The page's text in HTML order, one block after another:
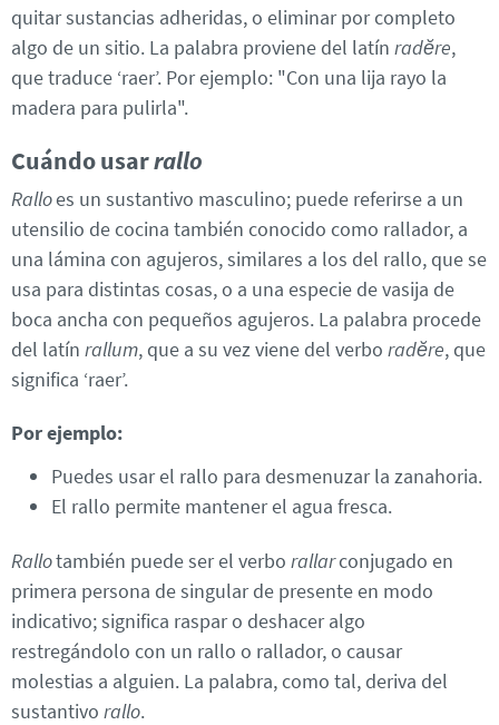
quitar sustancias adheridas, o eliminar por completo
algo de un sitio. La palabra proviene del latín radĕre,
que traduce ‘raer’. Por ejemplo: "Con una lija rayo la
madera para pulirla".
Cuándo usarrallo
Ralloes un sustantivo masculino; puede referirse a un
utensilio de cocina también conocido como rallador, a
una lámina con agujeros, similares a los del rallo, que se
usa para distintas cosas, o a una especie de vasija de
boca ancha con pequeños agujeros. La palabra procede
del latín rallum, que a su vez viene del verbo radĕre, que
significa ‘raer’.
Por ejemplo:
Puedes usar el rallo para desmenuzar la zanahoria.
El rallo permite mantener el agua fresca.
Rallotambién puede ser el verbo rallarconjugado en
primera persona de singular de presente en modo
indicativo; significa raspar o deshacer algo
restregándolo con un rallo o rallador, o causar
molestias a alguien. La palabra, como tal, deriva del
sustantivo rallo.